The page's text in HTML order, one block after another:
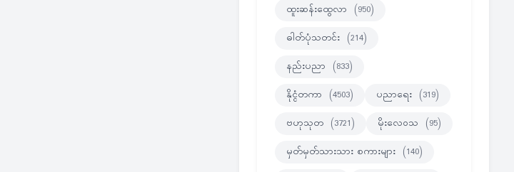
ထူးဆန်းထွေလာ (950)
ဓါတ်ပုံသတင်း (214)
နည်းပညာ (833)
နိုင္ငံတကာ (4503) ပညာရေး (319)
ဗဟုသုတ (3721) မိုးလေဝသ (95)
မှတ်မှတ်သားသား စကားများ (140)